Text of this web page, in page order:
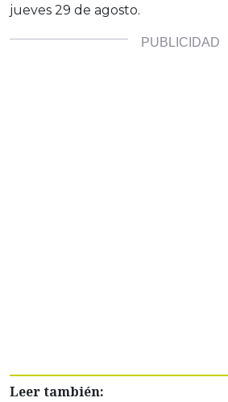
jueves 29 de agosto.
Leer también: